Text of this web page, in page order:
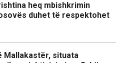
heq mbishkrimin
duhet të respektohet
Mallakastër, situata